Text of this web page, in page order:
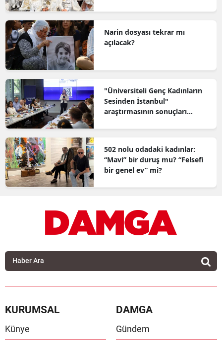
Narin dosyası tekrar mı
açılacak?
"Üniversiteli Genç Kadınların
Sesinden İstanbul"
araştırmasının sonuçları
502 nolu odadaki kadınlar:
“Mavi” bir duruş mu? “Felsefi
bir genel ev” mi?
KURUMSAL
Künye
DAMGA
Gündem